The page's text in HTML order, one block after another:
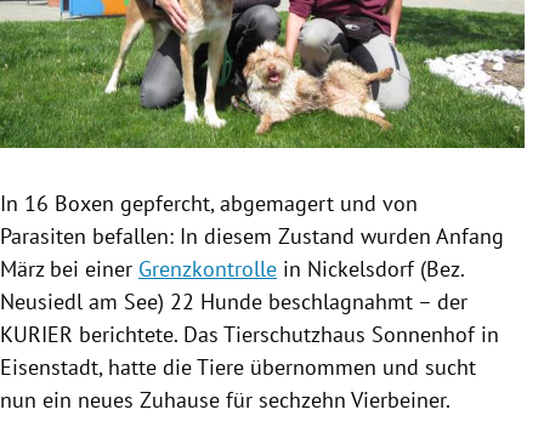
Untermenü
Untermenü
Untermenü
Untermenü
In 16 Boxen gepfercht, abgemagert und von
Parasiten befallen: In diesem Zustand wurden Anfang
März bei einer Grenzkontrolle in Nickelsdorf (Bez.
Neusiedl am See) 22 Hunde beschlagnahmt – der
KURIER berichtete. Das Tierschutzhaus Sonnenhofin
Eisenstadt, hatte die Tiere übernommen und sucht
nun ein neues Zuhause für sechzehn Vierbeiner.